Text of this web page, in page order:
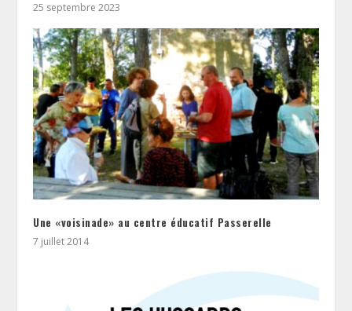
25 septembre 2023
Une «voisinade» au centre éducatif Passerelle
7 juillet 2014